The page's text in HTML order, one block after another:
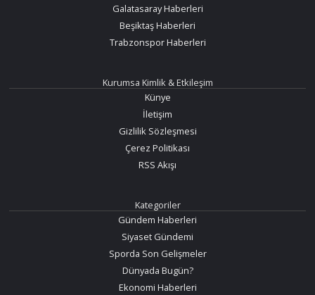
Galatasaray Haberleri
Beşiktaş Haberleri
Trabzonspor Haberleri
Kurumsa Kimlik & Etkileşim
Künye
İletişim
Gizlilik Sözleşmesi
Çerez Politikası
RSS Akışı
Kategoriler
Gündem Haberleri
Siyaset Gündemi
Sporda Son Gelişmeler
Dünyada Bugün?
Ekonomi Haberleri